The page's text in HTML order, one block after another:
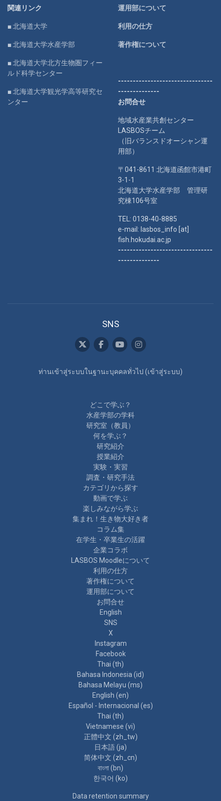
関連リンク
■ 北海道大学
■ 北海道大学水産学部
■ 北海道大学北方生物圏フィー
ルド科学センター
■ 北海道大学観光学高等研究セ
ンター
運用部について
利用の仕方
著作権について
--------------------------------
--------------
お問合せ
地域水産業共創センター
LASBOSチーム
（旧バランスドオーシャン運
用部）
〒041-8611 北海道函館市港町
3-1-1
北海道大学水産学部 管理研
究棟106号室
TEL: 0138-40-8885
e-mail: lasbos_info [at]
fish.hokudai.ac.jp
--------------------------------
--------------
SNS
ท่านเข้าสู่ระบบในฐานะบุคคลทั่วไป (เข้าสู่ระบบ)
どこで学ぶ？
水産学部の学科
研究室（教員）
何を学ぶ？
研究紹介
授業紹介
実験・実習
調査・研究手法
カテゴリから探す
動画で学ぶ
楽しみながら学ぶ
集まれ！生き物大好き者
コラム集
在学生・卒業生の活躍
企業コラボ
LASBOS Moodleについて
利用の仕方
著作権について
運用部について
お問合せ
English
SNS
X
Instagram
Facebook
Thai ‎(th)‎
Bahasa Indonesia ‎(id)‎
Bahasa Melayu ‎(ms)‎
English ‎(en)‎
Español - Internacional ‎(es)‎
Thai ‎(th)‎
Vietnamese ‎(vi)‎
正體中文 ‎(zh_tw)‎
日本語 ‎(ja)‎
简体中文 ‎(zh_cn)‎
বাংলা ‎(bn)‎
한국어 ‎(ko)‎
Data retention summary